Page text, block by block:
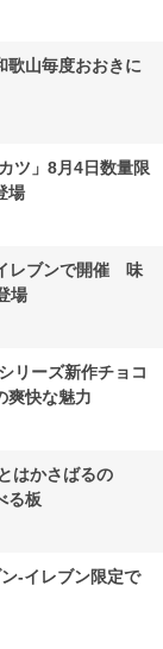
歌山毎度おおきに
ツ」8月4日数量限
場
レブンで開催 味
場
リーズ新作チョコ
爽快な魅力
はかさばるの
る板
‐イレブン限定で